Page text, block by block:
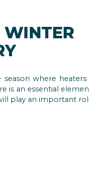
WINTER
where heaters
is an essential
play an important